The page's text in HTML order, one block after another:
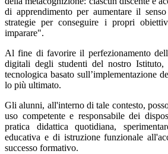
di apprendimento per aumentare il
strategie per conseguire i propri
imparare".
Al fine di favorire il perfezionamento
digitali degli studenti del nostro
tecnologica basato sull’implementazione
lo più ultimato.
Gli alunni, all'interno di tale contesto,
uso competente e responsabile dei
pratica didattica quotidiana,
educativa e di istruzione funzionale
successo formativo.